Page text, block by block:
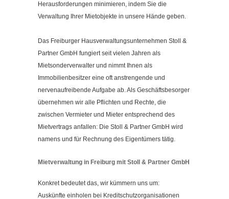
Datenschutzerklärung
Herausforderungen minimieren, indem Sie die
Verwaltung Ihrer Mietobjekte in unsere Hände geben.
Das Freiburger Hausverwaltungsunternehmen Stoll &
Partner GmbH fungiert seit vielen Jahren als
Mietsonderverwalter und nimmt Ihnen als
Immobilienbesitzer eine oft anstrengende und
nervenaufreibende Aufgabe ab. Als Geschäftsbesorger
übernehmen wir alle Pflichten und Rechte, die
zwischen Vermieter und Mieter entsprechend des
Mietvertrags anfallen: Die Stoll & Partner GmbH wird
namens und für Rechnung des Eigentümers tätig.
Mietverwaltung in Freiburg mit Stoll & Partner GmbH
Konkret bedeutet das, wir kümmern uns um:
Auskünfte einholen bei Kreditschutzorganisationen